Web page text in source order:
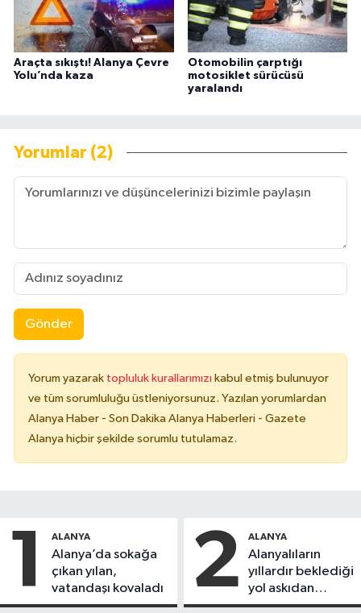
Araçta sıkıştı! Alanya Çevre
Yolu’nda kaza
Otomobilin çarptığı
motosiklet sürücüsü
yaralandı
Yorumlar (2)
Gönder
Yorum yazarak topluluk kurallarımızı kabul etmiş bulunuyor
ve tüm sorumluluğu üstleniyorsunuz. Yazılan yorumlardan
Alanya Haber - Son Dakika Alanya Haberleri - Gazete
Alanya hiçbir şekilde sorumlu tutulamaz.
1 ALANYA
Alanya’da sokağa
çıkan yılan,
vatandaşı kovaladı
2 ALANYA
Alanyalıların
yıllardır beklediği
yol askıdan
döndü